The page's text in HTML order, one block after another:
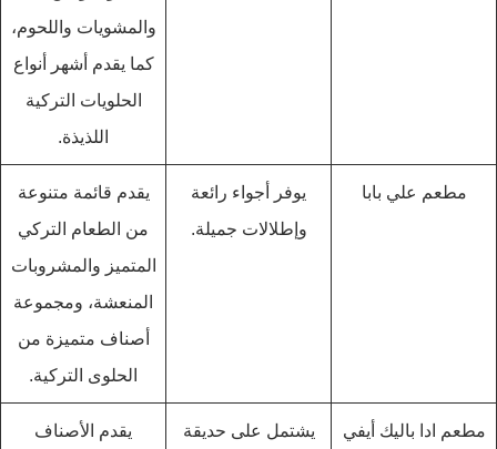
والمشويات واللحوم،
كما يقدم أشهر أنواع
الحلويات التركية
اللذيذة.
مطعم علي بابا
يوفر أجواء رائعة
وإطلالات جميلة.
يقدم قائمة متنوعة
من الطعام التركي
المتميز والمشروبات
المنعشة، ومجموعة
أصناف متميزة من
الحلوى التركية.
مطعم ادا باليك أيفي يشتمل على حديقة يقدم الأصناف